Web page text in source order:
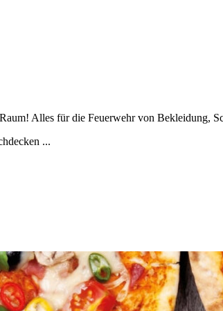
Alles für die Feuerwehr von Bekleidung,
...